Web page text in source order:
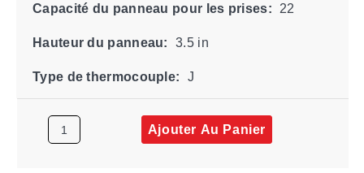
Capacité du panneau pour les prises: 22
Hauteur du panneau: 3.5 in
Type de thermocouple: J
Ajouter Au Panier